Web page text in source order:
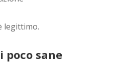
legittimo.
sane